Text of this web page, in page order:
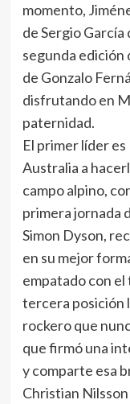
momento,
de Sergio García
segunda edición
de Gonzalo
disfrutando en
paternidad.
El primer líder
Australia a
campo alpino,
primera jornada
Simon Dyson,
en su mejor
empatado con el
tercera posición
rockero que
que firmó una
y comparte esa
Christian